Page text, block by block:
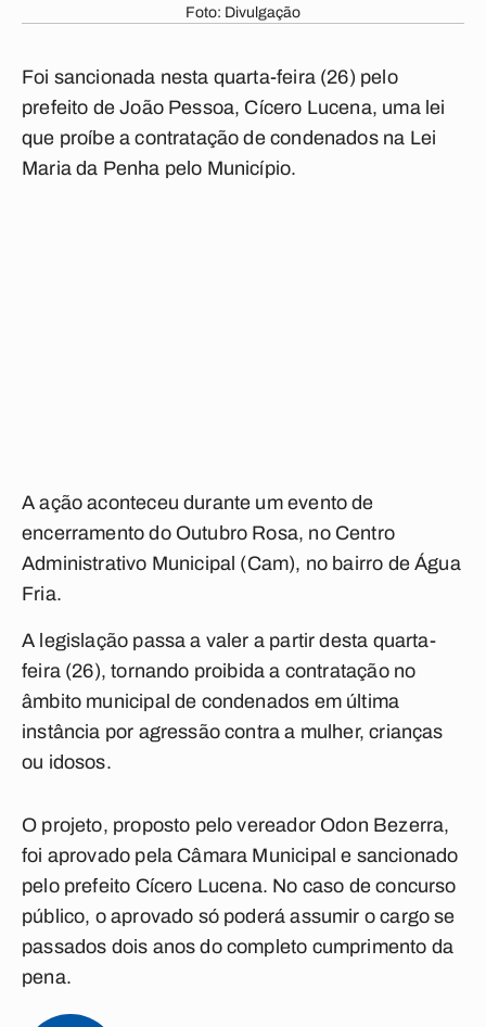
Foto: Divulgação
Foi sancionada nesta quarta-feira (26) pelo
prefeito de João Pessoa, Cícero Lucena, uma lei
que proíbe a contratação de condenados na Lei
Maria da Penha pelo Município.
A ação aconteceu durante um evento de
encerramento do Outubro Rosa, no Centro
Administrativo Municipal (Cam), no bairro de Água
Fria.
A legislação passa a valer a partir desta quarta-
feira (26), tornando proibida a contratação no
âmbito municipal de condenados em última
instância por agressão contra a mulher, crianças
ou idosos.
O projeto, proposto pelo vereador Odon Bezerra,
foi aprovado pela Câmara Municipal e sancionado
pelo prefeito Cícero Lucena. No caso de concurso
público, o aprovado só poderá assumir o cargo se
passados dois anos do completo cumprimento da
pena.